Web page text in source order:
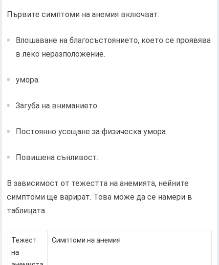
Първите симптоми на анемия включват:
Влошаване на благосъстоянието, което се проявява
в леко неразположение.
умора.
Загуба на вниманието.
Постоянно усещане за физическа умора.
Повишена сънливост.
В зависимост от тежестта на анемията, нейните
симптоми ще варират. Това може да се намери в
таблицата..
Тежест
на
Симптоми на анемия